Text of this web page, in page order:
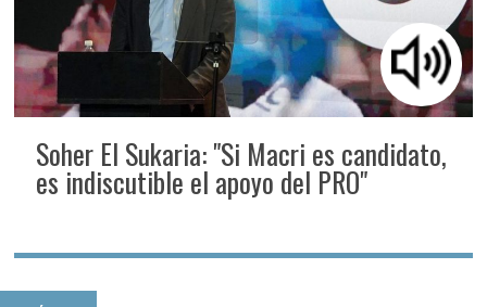
Soher El Sukaria: "Si Macri es candidato,
es indiscutible el apoyo del PRO"